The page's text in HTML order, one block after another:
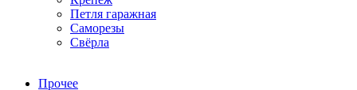
Петля гаражная
Саморезы
Свёрла
Прочее